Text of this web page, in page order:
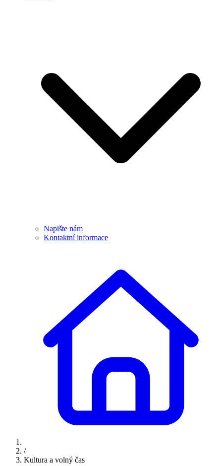
Napište nám
Kontaktní informace
/
Kultura a volný čas